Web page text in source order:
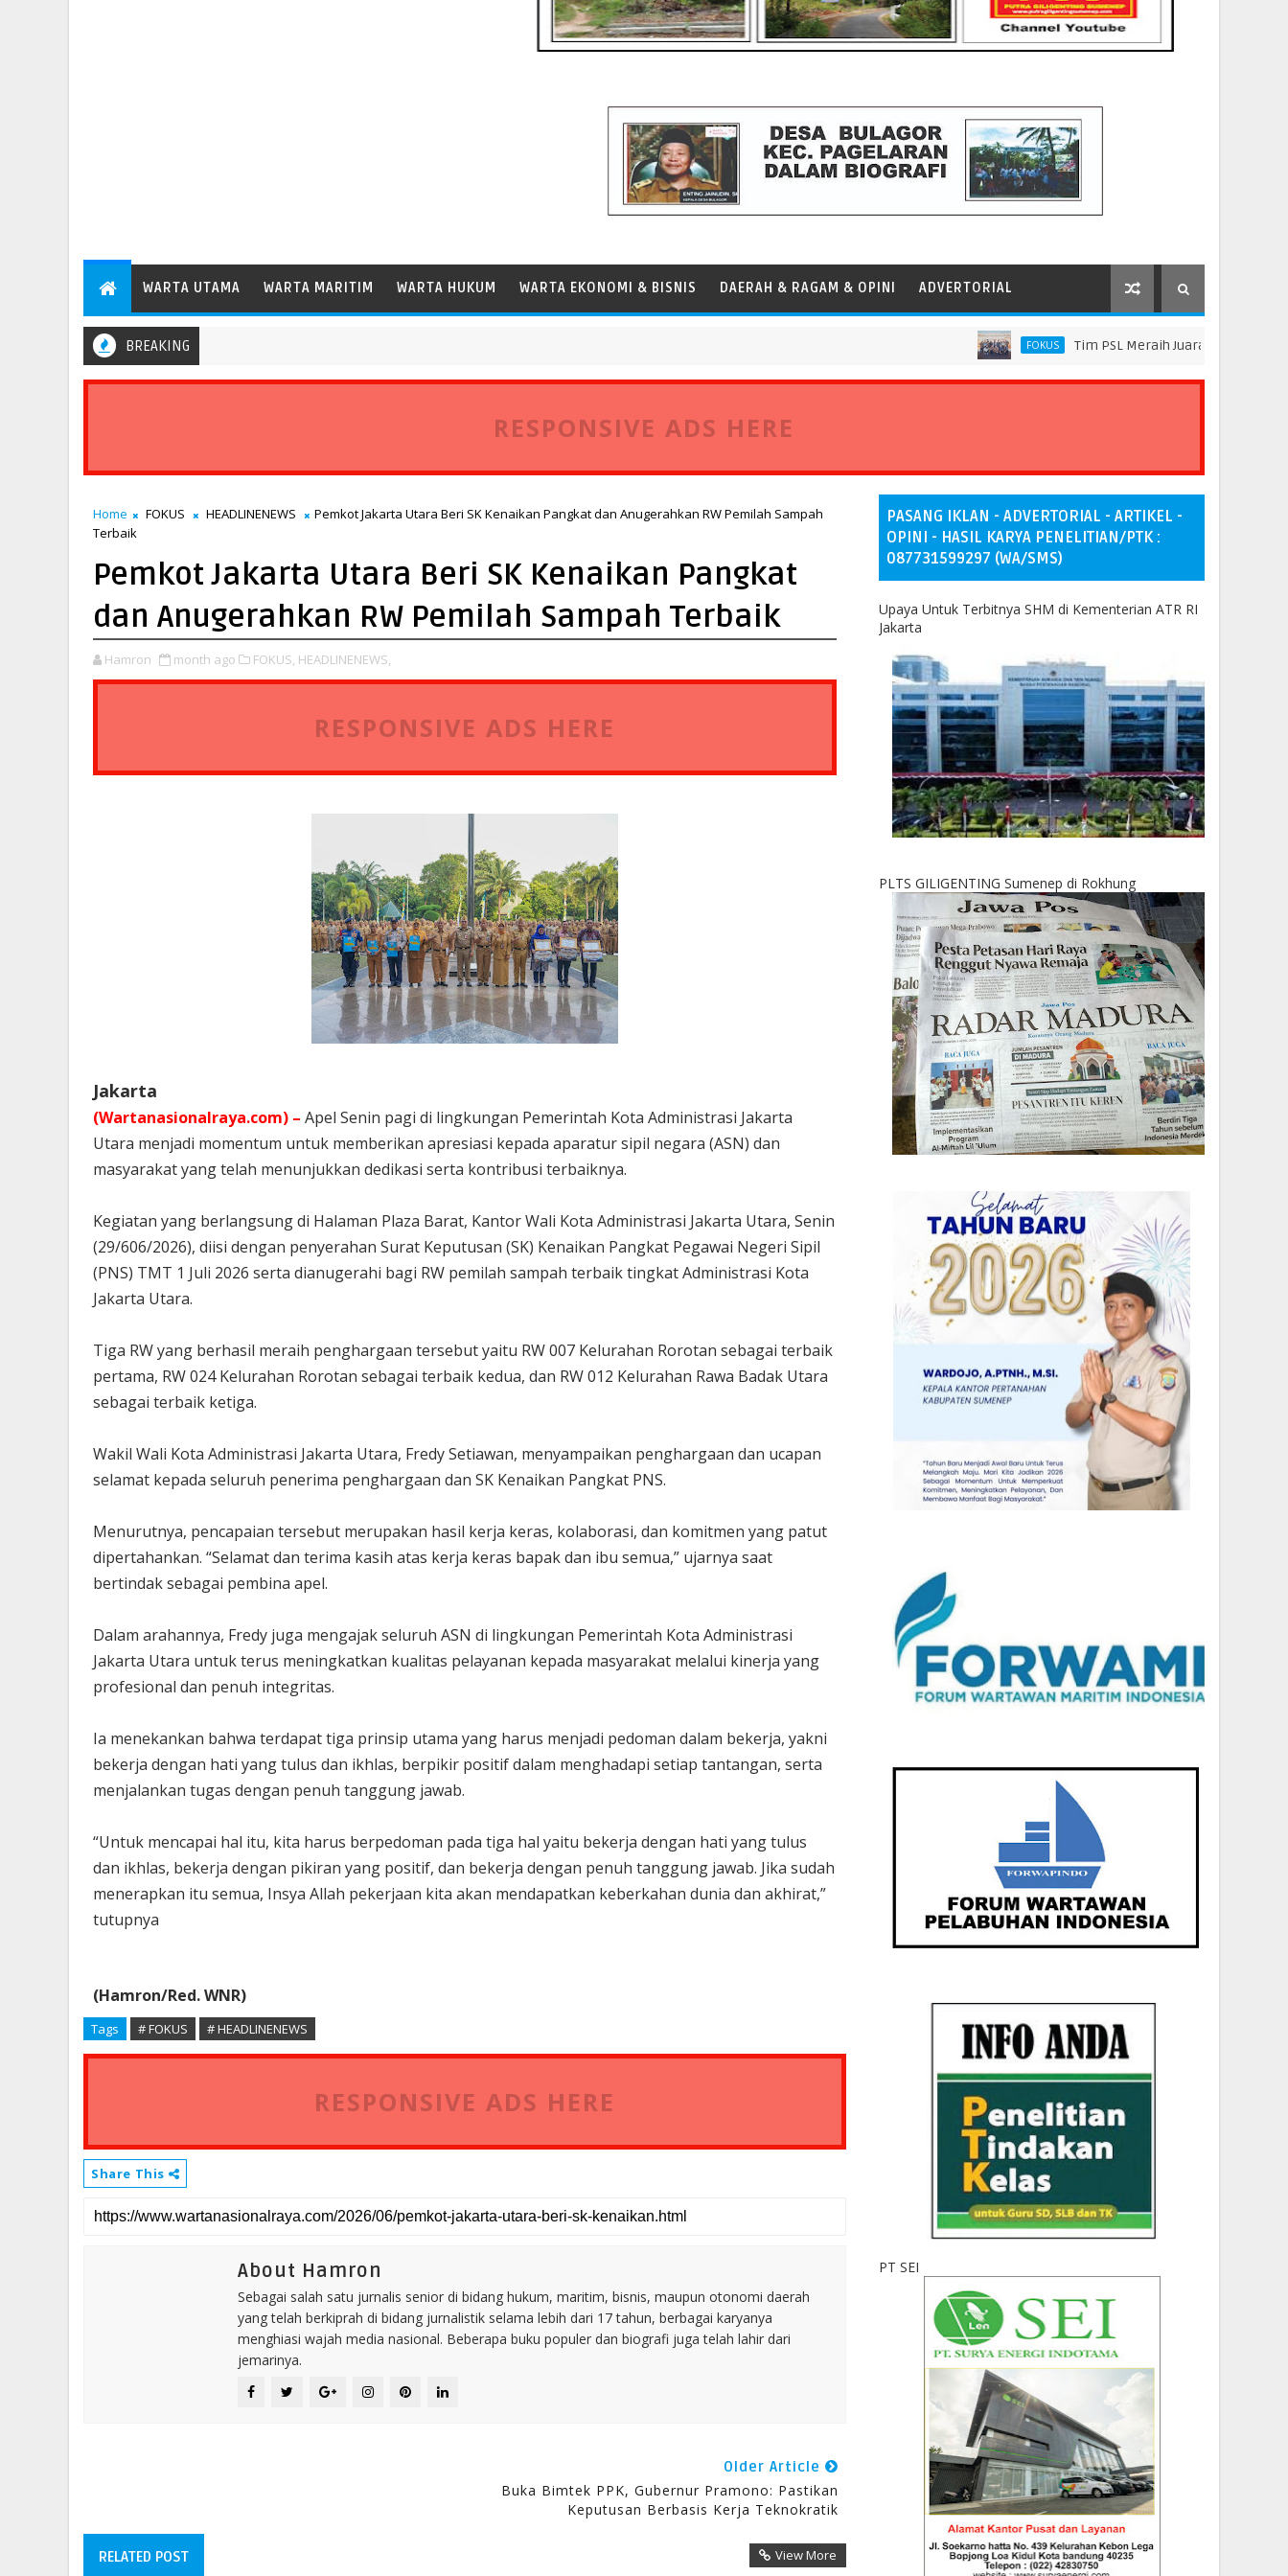
WARTA UTAMA WARTA MARITIM WARTA HUKUM WARTA EKONOMI & BISNIS DAERAH & RAGAM & OPINI ADVERTORIAL
BREAKING FOKUS Tim PSL Meraih Juara di Pelindo Innovation
Dudy Perkuat Evaluasi Aspek Keselamatan Transportasi Standar Operasional Kapal
RESPONSIVE ADS HERE
Home FOKUS HEADLINENEWS
Pemkot Jakarta Utara Beri SK Kenaikan Pangkat dan Anugerahkan RW Pemilah Sampah
Terbaik
Pemkot Jakarta Utara Beri SK Kenaikan Pangkat
dan Anugerahkan RW Pemilah Sampah Terbaik
Hamron month ago FOKUS, HEADLINENEWS,
RESPONSIVE ADS HERE
Jakarta
(Wartanasionalraya.com) – Apel Senin pagi di lingkungan Pemerintah Kota Administrasi Jakarta
Utara menjadi momentum untuk memberikan apresiasi kepada aparatur sipil negara (ASN) dan
masyarakat yang telah menunjukkan dedikasi serta kontribusi terbaiknya.
Kegiatan yang berlangsung di Halaman Plaza Barat, Kantor Wali Kota Administrasi Jakarta Utara, Senin
(29/606/2026), diisi dengan penyerahan Surat Keputusan (SK) Kenaikan Pangkat Pegawai Negeri Sipil
(PNS) TMT 1 Juli 2026 serta dianugerahi bagi RW pemilah sampah terbaik tingkat Administrasi Kota
Jakarta Utara.
Tiga RW yang berhasil meraih penghargaan tersebut yaitu RW 007 Kelurahan Rorotan sebagai terbaik
pertama, RW 024 Kelurahan Rorotan sebagai terbaik kedua, dan RW 012 Kelurahan Rawa Badak Utara
sebagai terbaik ketiga.
Wakil Wali Kota Administrasi Jakarta Utara, Fredy Setiawan, menyampaikan penghargaan dan ucapan
selamat kepada seluruh penerima penghargaan dan SK Kenaikan Pangkat PNS.
Menurutnya, pencapaian tersebut merupakan hasil kerja keras, kolaborasi, dan komitmen yang patut
dipertahankan. “Selamat dan terima kasih atas kerja keras bapak dan ibu semua,” ujarnya saat
bertindak sebagai pembina apel.
Dalam arahannya, Fredy juga mengajak seluruh ASN di lingkungan Pemerintah Kota Administrasi
Jakarta Utara untuk terus meningkatkan kualitas pelayanan kepada masyarakat melalui kinerja yang
profesional dan penuh integritas.
Ia menekankan bahwa terdapat tiga prinsip utama yang harus menjadi pedoman dalam bekerja, yakni
bekerja dengan hati yang tulus dan ikhlas, berpikir positif dalam menghadapi setiap tantangan, serta
menjalankan tugas dengan penuh tanggung jawab.
“Untuk mencapai hal itu, kita harus berpedoman pada tiga hal yaitu bekerja dengan hati yang tulus
dan ikhlas, bekerja dengan pikiran yang positif, dan bekerja dengan penuh tanggung jawab. Jika sudah
menerapkan itu semua, Insya Allah pekerjaan kita akan mendapatkan keberkahan dunia dan akhirat,”
tutupnya
(Hamron/Red. WNR)
Tags # FOKUS # HEADLINENEWS
RESPONSIVE ADS HERE
Share This
About Hamron
Sebagai salah satu jurnalis senior di bidang hukum, maritim, bisnis, maupun otonomi daerah
yang telah berkiprah di bidang jurnalistik selama lebih dari 17 tahun, berbagai karyanya
menghiasi wajah media nasional. Beberapa buku populer dan biografi juga telah lahir dari
jemarinya.
Older Article
Buka Bimtek PPK, Gubernur Pramono: Pastikan
Keputusan Berbasis Kerja Teknokratik
RELATED POST View More
PASANG IKLAN - ADVERTORIAL - ARTIKEL -
OPINI - HASIL KARYA PENELITIAN/PTK :
087731599297 (WA/SMS)
Upaya Untuk Terbitnya SHM di Kementerian ATR RI
Jakarta
PLTS GILIGENTING Sumenep di Rokhung
PT SEI